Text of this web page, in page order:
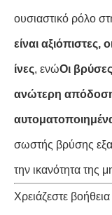
ουσιαστικό ρόλο
είναι αξιόπιστες,
ίνες, ενώΟι
ανώτερη
σωστής βρύσης
την ικανότητα της
Χρειάζεστε